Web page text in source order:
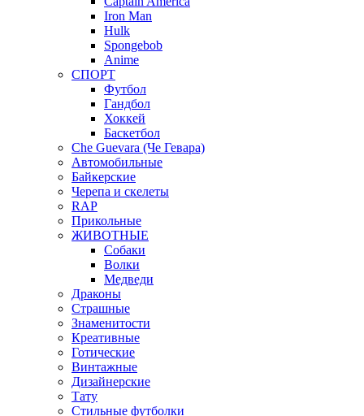
Iron Man
Hulk
Spongebob
Anime
СПОРТ
Футбол
Гандбол
Хоккей
Баскетбол
Che Guevara (Че Гевара)
Автомобильные
Байкерские
Черепа и скелеты
RAP
Прикольные
ЖИВОТНЫЕ
Собаки
Волки
Медведи
Драконы
Страшные
Знаменитости
Креативные
Готические
Винтажные
Дизайнерские
Тату
Стильные футболки